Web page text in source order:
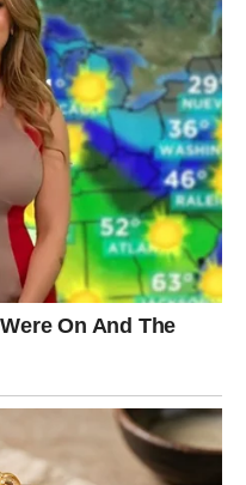
⋆
BESPLATNU
u jednostavnim
će osvojiti tvoje